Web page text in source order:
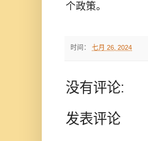
个政策。
时间： 七月 26, 2024
没有评论:
发表评论